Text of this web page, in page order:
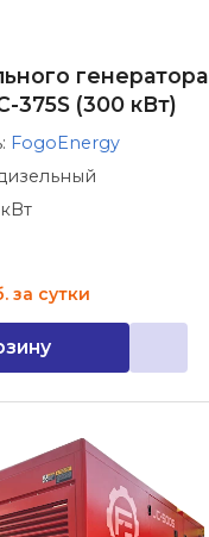
генератора
375S (300 кВт)
FogoEnergy
за сутки